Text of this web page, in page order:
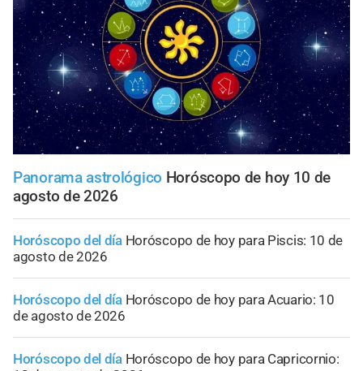
Panorama astrológico Horóscopo de hoy 10 de
agosto de 2026
Horóscopo del día Horóscopo de hoy para Piscis: 10 de
agosto de 2026
Horóscopo del día Horóscopo de hoy para Acuario: 10
de agosto de 2026
Horóscopo del día Horóscopo de hoy para Capricornio: